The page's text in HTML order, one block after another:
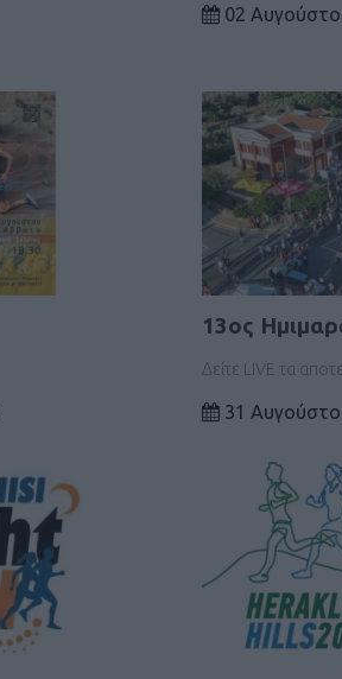
02
13ος
Δείτε LIVE τα
31